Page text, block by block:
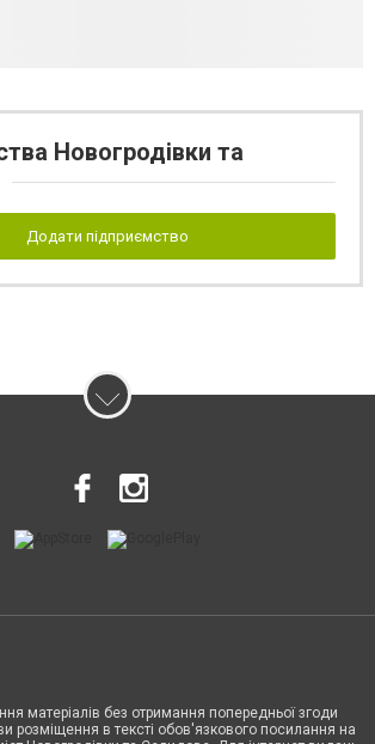
Новогродівки та
Додати підприємство
матеріалів без отримання попередньої згоди
розміщення в тексті обов'язкового посилання на